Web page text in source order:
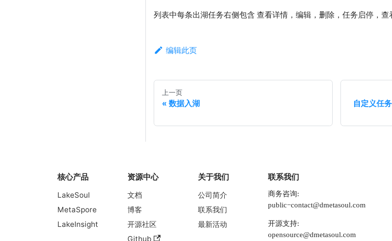
列表中每条出湖任务右侧包含 查看详情，编辑，删除，任务启停，查
编辑此页
上一页
数据入湖
自定义任
核心产品
LakeSoul
MetaSpore
LakeInsight
资源中心
文档
博客
开源社区
Github
关于我们
公司简介
联系我们
最新活动
联系我们
商务咨询:
public−contact@dmetasoul.com
开源支持:
opensource@dmetasoul.com